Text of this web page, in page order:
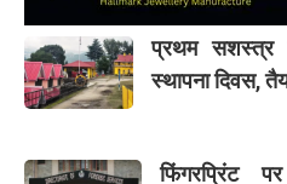
प्रथम सशस्त्र
स्थापना दिवस,
फिंगरप्रिंट